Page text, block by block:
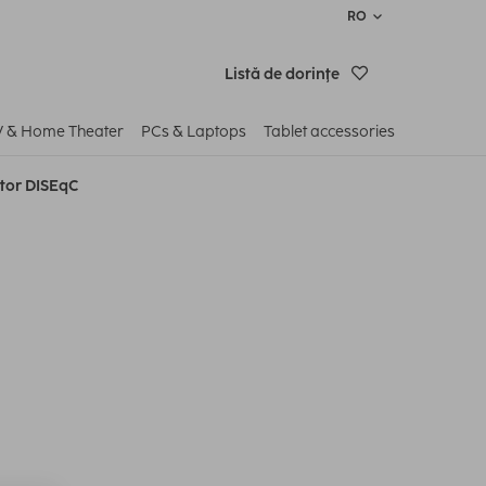
RO
Listă de dorinţe
& Home Theater PCs & Laptops Tablet accessories
DISEqC